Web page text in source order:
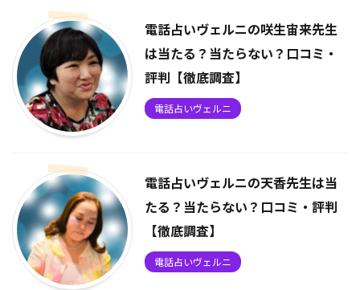
電話占いヴェルニの咲生宙来先生
は当たる？当たらない？口コミ・
評判【徹底調査】
電話占いヴェルニ
電話占いヴェルニの天香先生は当
たる？当たらない？口コミ・評判
【徹底調査】
電話占いヴェルニ